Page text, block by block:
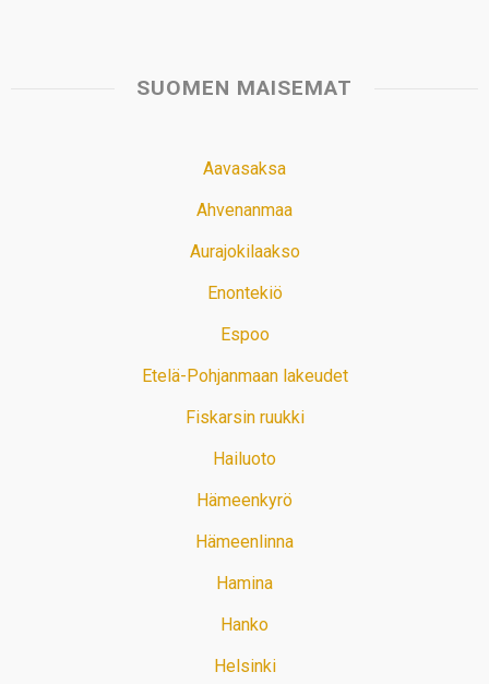
SUOMEN MAISEMAT
Aavasaksa
Ahvenanmaa
Aurajokilaakso
Enontekiö
Espoo
Etelä-Pohjanmaan lakeudet
Fiskarsin ruukki
Hailuoto
Hämeenkyrö
Hämeenlinna
Hamina
Hanko
Helsinki